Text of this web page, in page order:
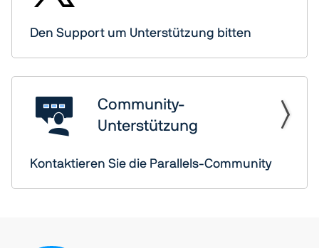
Den Support um Unterstützung bitten
Community-
Unterstützung
Kontaktieren Sie die Parallels-Community